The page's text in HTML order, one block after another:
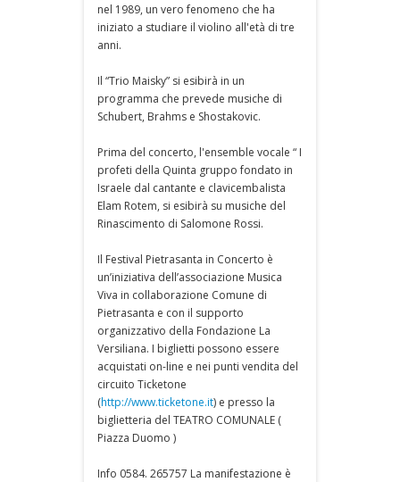
nel 1989, un vero fenomeno che ha
iniziato a studiare il violino all'età di tre
anni.
Il “Trio Maisky” si esibirà in un
programma che prevede musiche di
Schubert, Brahms e Shostakovic.
Prima del concerto, l'ensemble vocale “ I
profeti della Quinta gruppo fondato in
Israele dal cantante e clavicembalista
Elam Rotem, si esibirà su musiche del
Rinascimento di Salomone Rossi.
Il Festival Pietrasanta in Concerto è
un’iniziativa dell’associazione Musica
Viva in collaborazione Comune di
Pietrasanta e con il supporto
organizzativo della Fondazione La
Versiliana. I biglietti possono essere
acquistati on-line e nei punti vendita del
circuito Ticketone
(http://www.ticketone.it) e presso la
biglietteria del TEATRO COMUNALE (
Piazza Duomo )
Info 0584. 265757 La manifestazione è